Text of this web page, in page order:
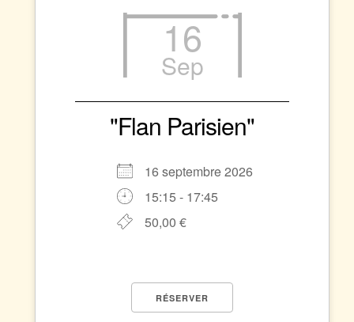
16
Sep
"Flan Parisien"
16 septembre 2026
15:15 - 17:45
50,00 €
RÉSERVER